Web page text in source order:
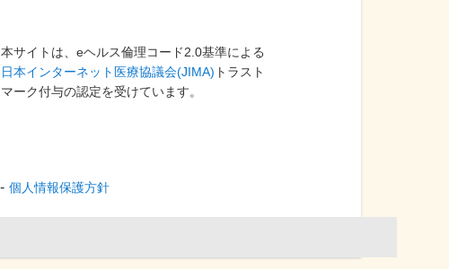
精神科系
消化器外科系
アレルギー
がん・悪性腫瘍
痛風
前立腺がん
健康・美容
食生活
基礎知識
本サイトは、eヘルス倫理コード2.0基準による
日本インターネット医療協議会(JIMA) トラスト
マーク付与の認定を受けています。
個人情報保護方針